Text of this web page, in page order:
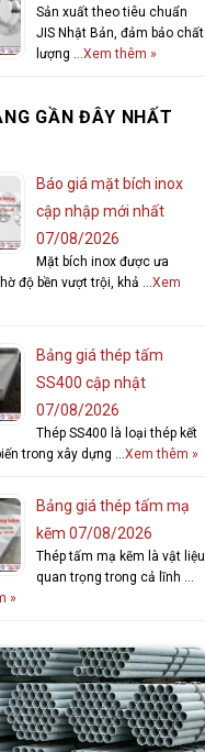
Sản xuất theo tiêu chuẩn
JIS Nhật Bản, đảm bảo chất
lượng …Xem thêm »
GẦN ĐÂY NHẤT
Báo giá mặt bích inox
cập nhập mới nhất
07/08/2026
Mặt bích inox được ưa
độ bền vượt trội, khả … Xem
Bảng giá thép tấm
SS400 cập nhật
07/08/2026
Thép SS400 là loại thép kết
trong xây dựng … Xem thêm »
Bảng giá thép tấm mạ
kẽm 07/08/2026
Thép tấm mạ kẽm là vật liệu
quan trọng trong cả lĩnh …
»